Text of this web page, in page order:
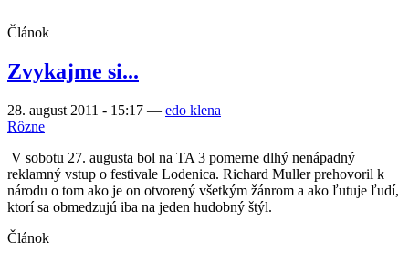
Článok
Zvykajme si...
28. august 2011 - 15:17 — edo klena
Rôzne
V sobotu 27. augusta bol na TA 3 pomerne dlhý nenápadný
reklamný vstup o festivale Lodenica. Richard Muller prehovoril k
národu o tom ako je on otvorený všetkým žánrom a ako ľutuje ľudí,
ktorí sa obmedzujú iba na jeden hudobný štýl.
Článok